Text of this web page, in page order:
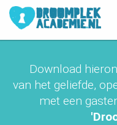
Download
van het geliefde,
met een